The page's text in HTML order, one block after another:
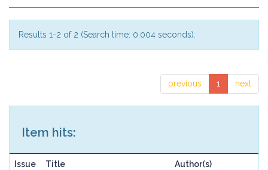
Results 1-2 of 2 (Search time: 0.004 seconds).
previous 1 next
Item hits:
Issue Title Author(s)